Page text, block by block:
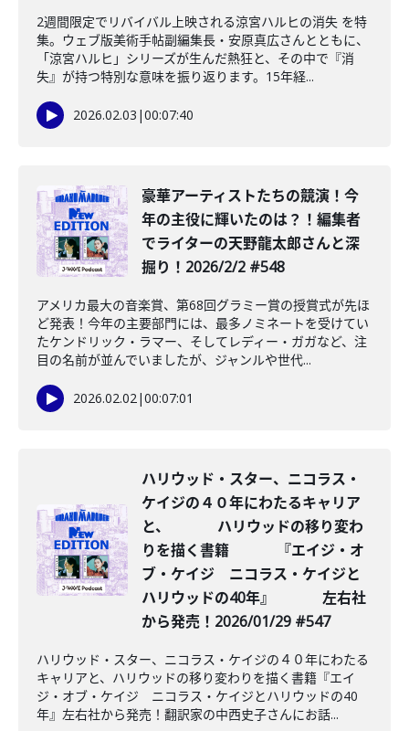
2週間限定でリバイバル上映される涼宮ハルヒの消失 を特
集。ウェブ版美術手帖副編集長・安原真広さんとともに、
「涼宮ハルヒ」シリーズが生んだ熱狂と、その中で『消
失』が持つ特別な意味を振り返ります。15年経...
2026.02.03 |00:07:40
豪華アーティストたちの競演！今
年の主役に輝いたのは？！編集者
でライターの天野龍太郎さんと深
掘り！2026/2/2 #548
アメリカ最大の音楽賞、第68回グラミー賞の授賞式が先ほ
ど発表！今年の主要部門には、最多ノミネートを受けてい
たケンドリック・ラマー、そしてレディー・ガガなど、注
目の名前が並んでいましたが、ジャンルや世代...
2026.02.02|00:07:01
ハリウッド・スター、ニコラス・
ケイジの４０年にわたるキャリア
と、 ハリウッドの移り変わ
りを描く書籍 『エイジ・オ
ブ・ケイジ ニコラス・ケイジと
ハリウッドの40年』 左右社
から発売！2026/01/29 #547
ハリウッド・スター、ニコラス・ケイジの４０年にわたる
キャリアと、ハリウッドの移り変わりを描く書籍『エイ
ジ・オブ・ケイジ ニコラス・ケイジとハリウッドの40
年』左右社から発売！翻訳家の中西史子さんにお話...